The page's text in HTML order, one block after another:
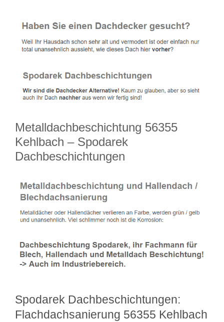
Metalldachbeschichtung 56355
Kehlbach – Spodarek
Dachbeschichtungen
Spodarek Dachbeschichtungen:
Flachdachsanierung 56355 Kehlbach